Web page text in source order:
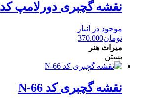
نقشه گچبری دورلامپ کد D-1003
موجود در انبار
تومان370.000
میراث هنر
بستن
نقشه گچبری کد N-66